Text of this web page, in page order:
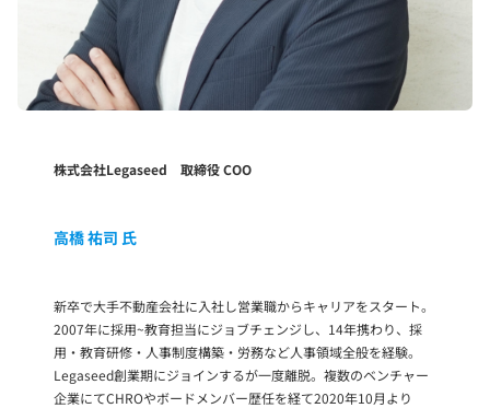
株式会社Legaseed 取締役 COO
高橋 祐司 氏
新卒で大手不動産会社に入社し営業職からキャリアをスタート。
2007年に採用~教育担当にジョブチェンジし、14年携わり、採
用・教育研修・人事制度構築・労務など人事領域全般を経験。
Legaseed創業期にジョインするが一度離脱。複数のベンチャー
企業にてCHROやボードメンバー歴任を経て2020年10月より